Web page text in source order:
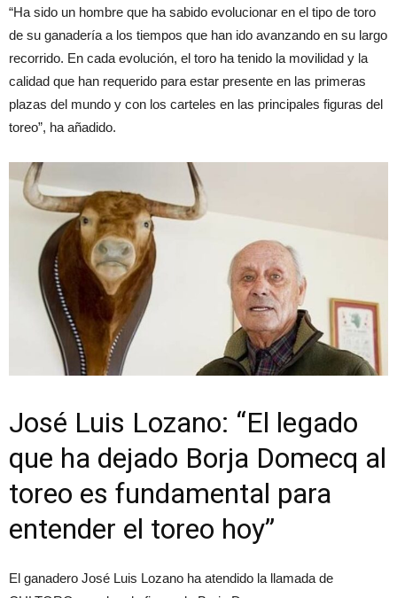
“Ha sido un hombre que ha sabido evolucionar en el tipo de toro
de su ganadería a los tiempos que han ido avanzando en su largo
recorrido. En cada evolución, el toro ha tenido la movilidad y la
calidad que han requerido para estar presente en las primeras
plazas del mundo y con los carteles en las principales figuras del
toreo”, ha añadido.
José Luis Lozano: “El legado
que ha dejado Borja Domecq al
toreo es fundamental para
entender el toreo hoy”
El ganadero José Luis Lozano ha atendido la llamada de